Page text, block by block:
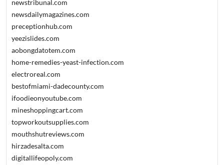
newstribunal.com
newsdailymagazines.com
preceptionhub.com
yeezislides.com
aobongdatotem.com
home-remedies-yeast-infection.com
electroreal.com
bestofmiami-dadecounty.com
ifoodieonyoutube.com
mineshoppingcart.com
topworkoutsupplies.com
mouthshutreviews.com
hirzadesalta.com
digitallifeopoly.com